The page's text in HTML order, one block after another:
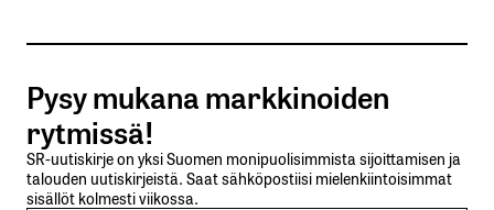
Tilaa SalkunRakentajan uutiskirje
Lähetä kommentti
Pysy mukana markkinoiden
rytmissä!
SR-uutiskirje on yksi Suomen monipuolisimmista sijoittamisen ja
talouden uutiskirjeistä. Saat sähköpostiisi mielenkiintoisimmat
sisällöt kolmesti viikossa.